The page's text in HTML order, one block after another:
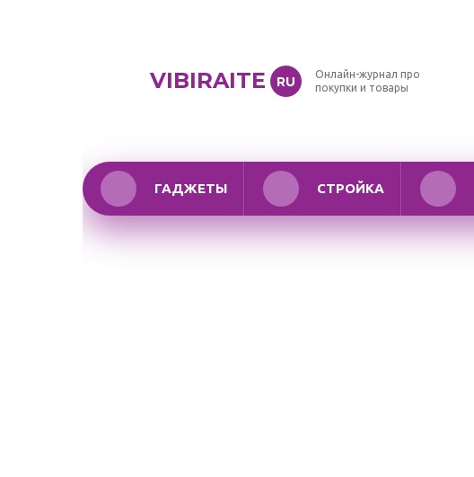
VIBIRAITE RU
Онлайн-журнал про
покупки и товары
ГАДЖЕТЫ СТРОЙКА